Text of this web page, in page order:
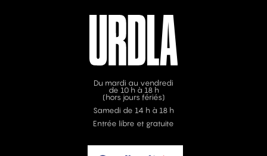
Du mardi au vendredi
de 10 h à 18 h
(hors jours fériés)
Samedi de 14 h à 18 h
Entrée libre et gratuite